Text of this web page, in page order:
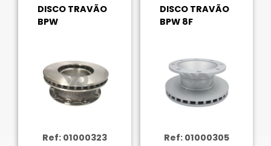
DISCO TRAVÃO
BPW
Ref: 01000323
DISCO TRAVÃO
BPW 8F
Ref: 01000305